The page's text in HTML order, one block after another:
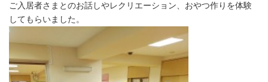
ご入居者さまとのお話しやレクリエーション、おやつ作りを体験
してもらいました。